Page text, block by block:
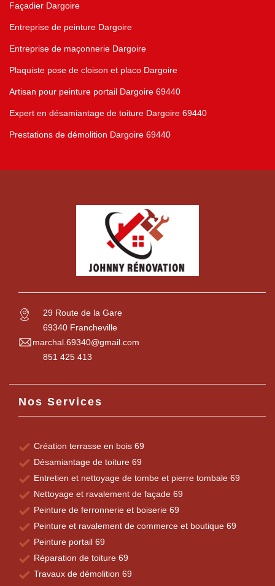
Façadier Dargoire
Entreprise de peinture Dargoire
Entreprise de maçonnerie Dargoire
Plaquiste pose de cloison et placo Dargoire
Artisan pour peinture portail Dargoire 69440
Expert en désamiantage de toiture Dargoire 69440
Prestations de démolition Dargoire 69440
29 Route de la Gare
69340 Francheville
marchal.69340@gmail.com
851 425 413
Nos Services
Création terrasse en bois 69
Désamiantage de toiture 69
Entretien et nettoyage de tombe et pierre tombale 69
Nettoyage et ravalement de façade 69
Peinture de ferronnerie et boiserie 69
Peinture et ravalement de commerce et boutique 69
Peinture portail 69
Réparation de toiture 69
Travaux de démolition 69